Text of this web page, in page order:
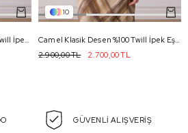
Çok Renkli Klasik Desen %100 Twill İpek Eşarp 4328 - 81
10
Camel Klasik Desen %100 Twill İpek Eşarp 4328 - 03
2.700,00 TL
2.900,00 TL
GÜVENLİ ALIŞVERİŞ